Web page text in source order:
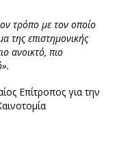
τρόπο με τον οποίο
της επιστημονικής
ανοικτό, πιο
Επίτροπος για την